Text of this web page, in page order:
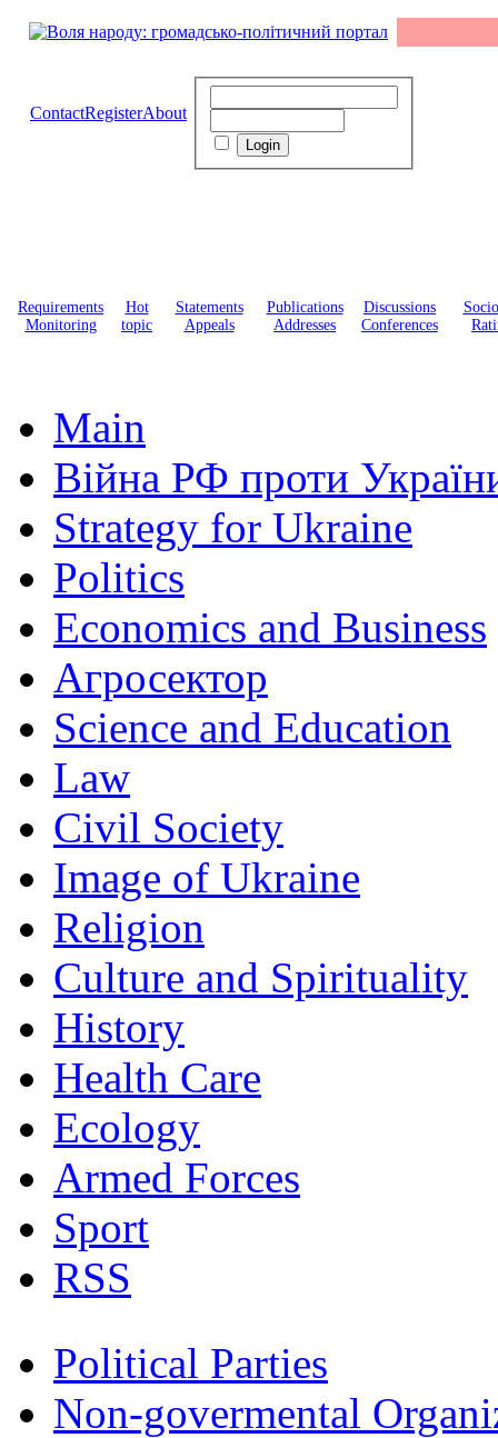
ContactRegisterAbout
Requirements
Monitoring
Hot
topic
Statements
Appeals
Publications
Addresses
Discussions
Conferences
Main
Війна РФ проти
Strategy for Ukraine
Politics
Economics and Business
Агросектор
Science and Education
Law
Civil Society
Image of Ukraine
Religion
Culture and Spirituality
History
Health Care
Ecology
Armed Forces
Sport
RSS
Political Parties
Non-govermental